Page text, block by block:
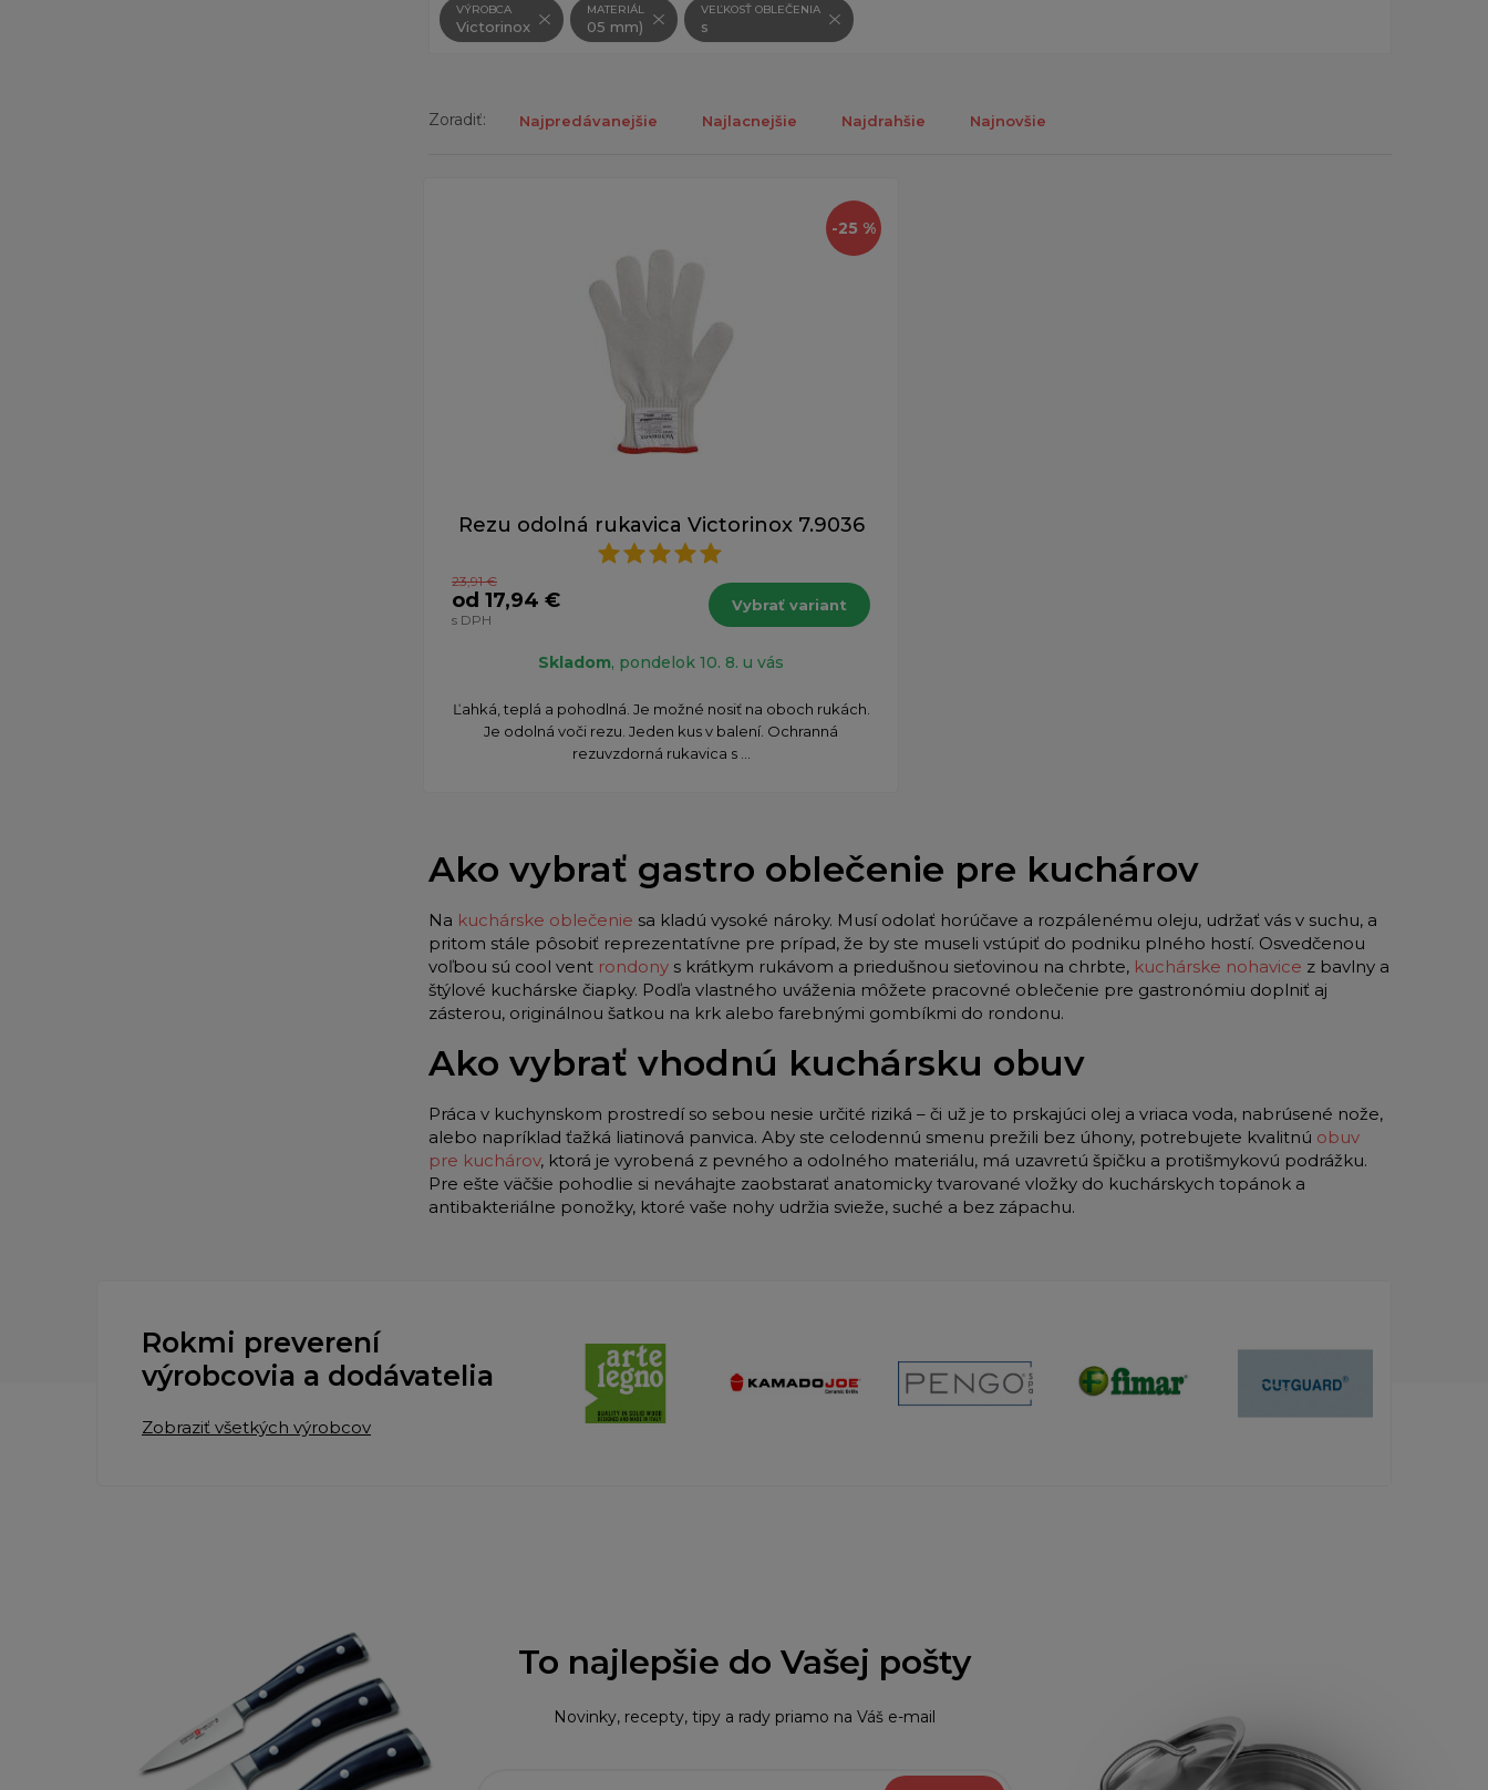
VÝROBCA
Victorinox
MATERIÁL
05 mm)
VEĽKOSŤ OBLEČENIA
s
Zoradiť: Najpredávanejšie Najlacnejšie Najdrahšie Najnovšie
-25 %
Rezu odolná rukavica Victorinox 7.9036
23,91 €
od 17,94 €
s DPH
Vybrať variant
Skladom, pondelok 10. 8. u vás
Ľahká, teplá a pohodlná. Je možné nosiť na oboch rukách.
Je odolná voči rezu. Jeden kus v balení. Ochranná
rezuvzdorná rukavica s ...
Ako vybrať gastro oblečenie pre kuchárov
Na kuchárske oblečenie sa kladú vysoké nároky. Musí odolať horúčave a rozpálenému oleju, udržať vás v suchu, a
pritom stále pôsobiť reprezentatívne pre prípad, že by ste museli vstúpiť do podniku plného hostí. Osvedčenou
voľbou sú cool vent rondony s krátkym rukávom a priedušnou sieťovinou na chrbte, kuchárske nohavice z bavlny a
štýlové kuchárske čiapky. Podľa vlastného uváženia môžete pracovné oblečenie pre gastronómiu doplniť aj
zásterou, originálnou šatkou na krk alebo farebnými gombíkmi do rondonu.
Ako vybrať vhodnú kuchársku obuv
Práca v kuchynskom prostredí so sebou nesie určité riziká – či už je to prskajúci olej a vriaca voda, nabrúsené nože,
alebo napríklad ťažká liatinová panvica. Aby ste celodennú smenu prežili bez úhony, potrebujete kvalitnú obuv
pre kuchárov, ktorá je vyrobená z pevného a odolného materiálu, má uzavretú špičku a protišmykovú podrážku.
Pre ešte väčšie pohodlie si neváhajte zaobstarať anatomicky tvarované vložky do kuchárskych topánok a
antibakteriálne ponožky, ktoré vaše nohy udržia svieže, suché a bez zápachu.
Rokmi preverení
výrobcovia a dodávatelia
Zobraziť všetkých výrobcov
To najlepšie do Vašej pošty
Novinky, recepty, tipy a rady priamo na Váš e-mail